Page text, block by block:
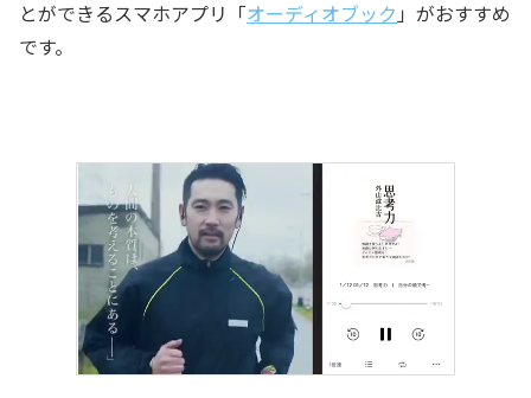
とができるスマホアプリ「オーディオブック 」がおすすめ
です。